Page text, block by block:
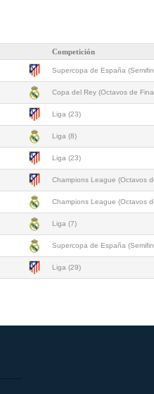
Competición
Supercopa de España
Copa del Rey (Octavos de
Liga (23)
Liga (8)
Liga (23)
Champions League (Octavos
Champions League (Octavos
Liga (7)
Supercopa de España
Liga (29)